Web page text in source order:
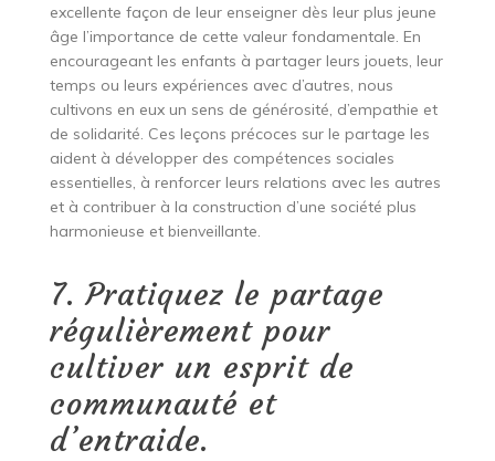
excellente façon de leur enseigner dès leur plus jeune
âge l’importance de cette valeur fondamentale. En
encourageant les enfants à partager leurs jouets, leur
temps ou leurs expériences avec d’autres, nous
cultivons en eux un sens de générosité, d’empathie et
de solidarité. Ces leçons précoces sur le partage les
aident à développer des compétences sociales
essentielles, à renforcer leurs relations avec les autres
et à contribuer à la construction d’une société plus
harmonieuse et bienveillante.
7. Pratiquez le partage
régulièrement pour
cultiver un esprit de
communauté et
d’entraide.